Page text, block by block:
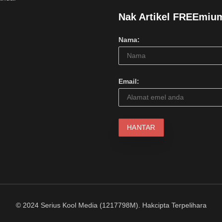
Nak Artikel
Nama:
Email:
© 2024 Serius Kool Media (1217798M). Hakcipta Terpelihara